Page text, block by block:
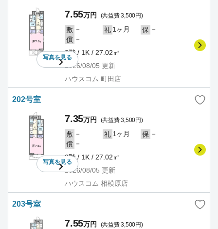
写真を見る
7.55万円 (共益費 3,500円)
敷 － 礼 1ヶ月 保 －
償 －
2階 / 1K / 27.02㎡
2026/08/05 更新
ハウスコム 町田店
202号室
写真を見る
7.35万円 (共益費 3,500円)
敷 － 礼 1ヶ月 保 －
償 －
2階 / 1K / 27.02㎡
2026/08/05 更新
ハウスコム 相模原店
203号室
7.55万円 (共益費 3,500円)